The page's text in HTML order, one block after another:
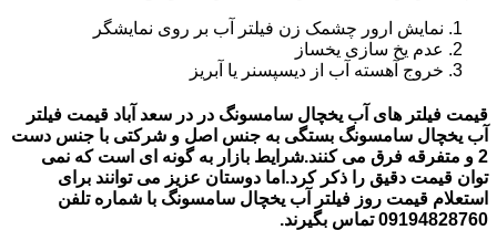
نمایش ارور چشمک زن فیلتر آب بر روی نمایشگر
عدم یخ سازی یخساز
خروج آهسته آب از دیسپسنر یا آبریز
قیمت فیلتر های آب یخچال سامسونگ در در سعد آباد قیمت فیلتر
آب یخچال سامسونگ بستگی به جنس اصل و شرکتی با جنس دست
2 و متفرقه فرق می کنند.شرایط بازار به گونه ای است که نمی
توان قیمت دقیق را ذکر کرد.اما دوستان عزیز می توانند برای
استعلام قیمت روز فیلتر آب یخچال سامسونگ با شماره تلفن
09194828760 تماس بگیرند.